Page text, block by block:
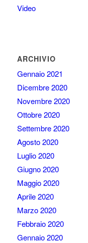
Video
ARCHIVIO
Gennaio 2021
Dicembre 2020
Novembre 2020
Ottobre 2020
Settembre 2020
Agosto 2020
Luglio 2020
Giugno 2020
Maggio 2020
Aprile 2020
Marzo 2020
Febbraio 2020
Gennaio 2020